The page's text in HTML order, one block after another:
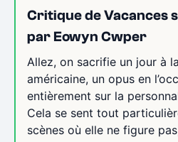
Critique de Vacances
par Eowyn Cwper
Allez, on sacrifie un jour à
américaine, un opus en
entièrement sur la
Cela se sent tout
scènes où elle ne figure